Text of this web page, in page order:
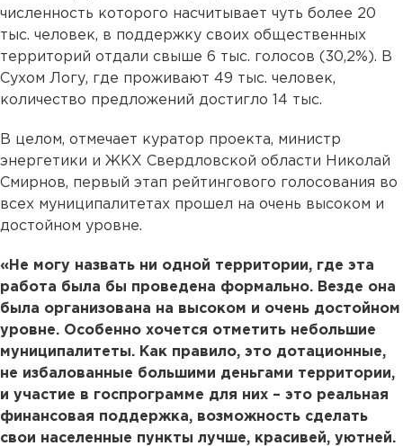
численность которого насчитывает чуть более 20
тыс. человек, в поддержку своих общественных
территорий отдали свыше 6 тыс. голосов (30,2%). В
Сухом Логу, где проживают 49 тыс. человек,
количество предложений достигло 14 тыс.
В целом, отмечает куратор проекта, министр
энергетики и ЖКХ Свердловской области Николай
Смирнов, первый этап рейтингового голосования во
всех муниципалитетах прошел на очень высоком и
достойном уровне.
«Не могу назвать ни одной территории, где эта
работа была бы проведена формально. Везде она
была организована на высоком и очень достойном
уровне. Особенно хочется отметить небольшие
муниципалитеты. Как правило, это дотационные,
не избалованные большими деньгами территории,
и участие в госпрограмме для них – это реальная
финансовая поддержка, возможность сделать
свои населенные пункты лучше, красивей, уютней.